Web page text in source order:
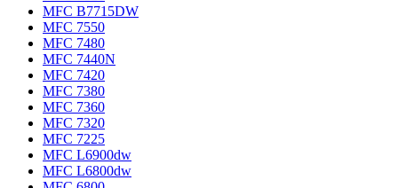
MFC B7715DW
MFC 7550
MFC 7480
MFC 7440N
MFC 7420
MFC 7380
MFC 7360
MFC 7320
MFC 7225
MFC L6900dw
MFC L6800dw